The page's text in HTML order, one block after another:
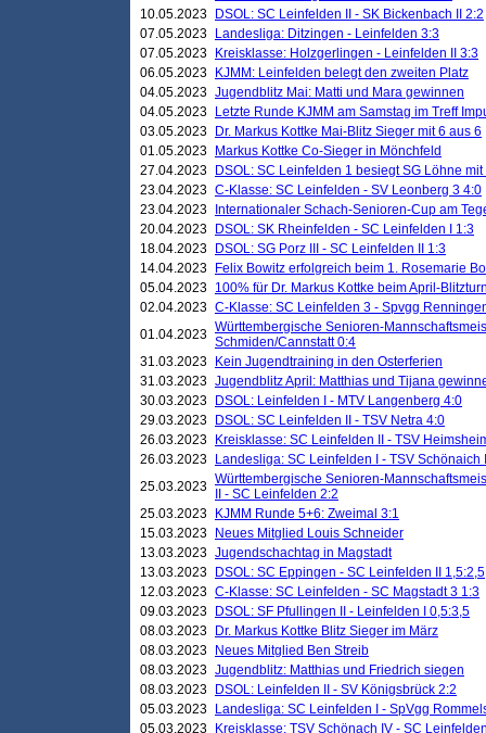
10.05.2023
DSOL: SC Leinfelden II - SK Bickenbach II 2:2
07.05.2023
Landesliga: Ditzingen - Leinfelden 3:3
07.05.2023
Kreisklasse: Holzgerlingen - Leinfelden II 3:3
06.05.2023
KJMM: Leinfelden belegt den zweiten Platz
04.05.2023 Jugendblitz Mai: Matti und Mara gewinnen
04.05.2023
Letzte Runde KJMM am Samstag im Treff
03.05.2023
Dr. Markus Kottke Mai-Blitz Sieger mit 6 aus 6
01.05.2023
Markus Kottke Co-Sieger in Mönchfeld
27.04.2023
DSOL: SC Leinfelden 1 besiegt SG Löhne mit
23.04.2023 C-Klasse: SC Leinfelden - SV Leonberg 3 4:0
23.04.2023
Internationaler Schach-Senioren-Cup am
20.04.2023
DSOL: SK Rheinfelden - SC Leinfelden I 1:3
18.04.2023
DSOL: SG Porz III - SC Leinfelden II 1:3
14.04.2023
Felix Bowitz erfolgreich beim 1. Rosemarie
05.04.2023 100% für Dr. Markus Kottke beim April-
02.04.2023 C-Klasse: SC Leinfelden 3 - Spvgg
01.04.2023 Württembergische Senioren-
Schmiden/Cannstatt 0:4
31.03.2023
Kein Jugendtraining in den Osterferien
31.03.2023 Jugendblitz April: Matthias und Tijana
30.03.2023
DSOL: Leinfelden I - MTV Langenberg 4:0
29.03.2023
DSOL: SC Leinfelden II - TSV Netra 4:0
26.03.2023
Kreisklasse: SC Leinfelden II - TSV
26.03.2023
Landesliga: SC Leinfelden I - TSV Schönaich
25.03.2023 Württembergische Senioren-
II - SC Leinfelden 2:2
25.03.2023
KJMM Runde 5+6: Zweimal 3:1
15.03.2023
Neues Mitglied Louis Schneider
13.03.2023 Jugendschachtag in Magstadt
13.03.2023
DSOL: SC Eppingen - SC Leinfelden II 1,5:2,5
12.03.2023 C-Klasse: SC Leinfelden - SC Magstadt 3 1:3
09.03.2023
DSOL: SF Pfullingen II - Leinfelden I 0,5:3,5
08.03.2023
Dr. Markus Kottke Blitz Sieger im März
08.03.2023
Neues Mitglied Ben Streib
08.03.2023 Jugendblitz: Matthias und Friedrich siegen
08.03.2023
DSOL: Leinfelden II - SV Königsbrück 2:2
05.03.2023
Landesliga: SC Leinfelden I - SpVgg
05.03.2023
Kreisklasse: TSV Schönach IV - SC